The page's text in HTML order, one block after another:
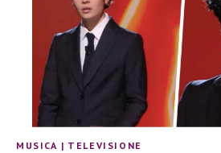
MUSICA | TELEVISIONE